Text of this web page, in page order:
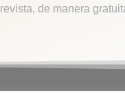
revista, de manera